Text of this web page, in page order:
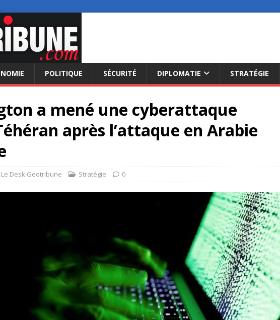
POLITIQUE SÉCURITÉ DIPLOMATIE STRATÉGIE
a mené une cyberattaque
après l’attaque en Arabie
Le Desk Geotribune Stratégie 0